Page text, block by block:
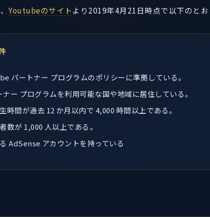
Youtubeのサイト より2019年4月21日時点で以下のとお
パートナー プログラムのポリシーに準拠している。
ー プログラムを利用可能な国や地域に居住している。
時間が過去 12 か月以内で 4,000 時間以上である。
数が 1,000 人以上である。
AdSense アカウントを持っている